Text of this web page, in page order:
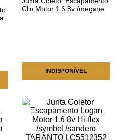
Clio Motor 1.6 8v /megane
INDISPONÍVEL